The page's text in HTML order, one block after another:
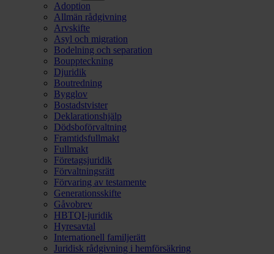
Adoption
Allmän rådgivning
Arvskifte
Asyl och migration
Bodelning och separation
Bouppteckning
Djuridik
Boutredning
Bygglov
Bostadstvister
Deklarationshjälp
Dödsboförvaltning
Framtidsfullmakt
Fullmakt
Företagsjuridik
Förvaltningsrätt
Förvaring av testamente
Generationsskifte
Gåvobrev
HBTQI-juridik
Hyresavtal
Internationell familjerätt
Juridisk rådgivning i hemförsäkring